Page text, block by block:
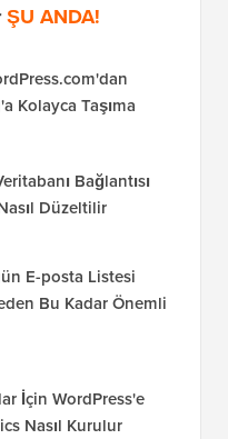
ŞU ANDA!
Kolayca Taşıma
Bağlantısı
Düzeltilir
E-posta Listesi
Bu Kadar Önemli
İçin WordPress'e
Nasıl Kurulur